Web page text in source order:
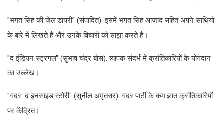
"भगत सिंह की जेल डायरी" (संपादित): इसमें भगत सिंह आजाद सहित अपने साथियों
के बारे में लिखते हैं और उनके विचारों को साझा करते हैं।
"द इंडियन स्ट्रगल" (सुभाष चंद्र बोस): व्यापक संदर्भ में क्रांतिकारियों के योगदान
का उल्लेख।
"गदर: द इनसाइड स्टोरी" (सुनील अमृतसर): गदर पार्टी के कम ज्ञात क्रांतिकारियों
पर केंद्रित।